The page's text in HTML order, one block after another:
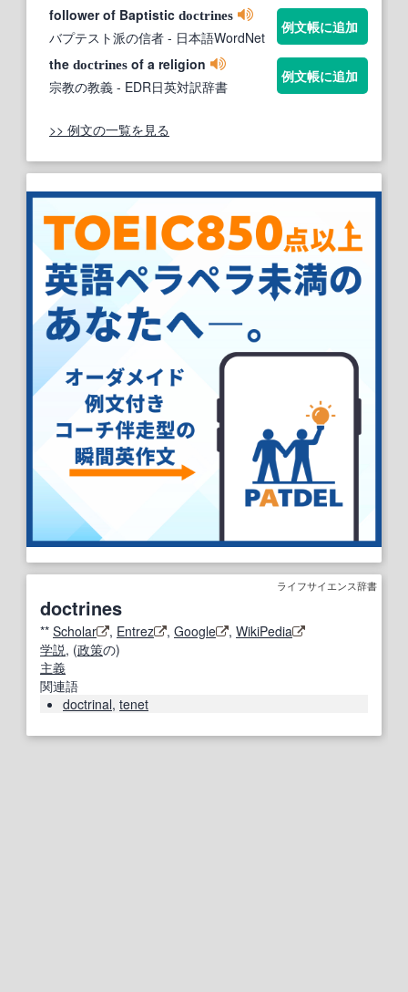
follower of Baptistic doctrines
バプテスト派の信者 - 日本語WordNet
例文帳に追加
the doctrines of a religion
宗教の教義 - EDR日英対訳辞書
例文帳に追加
>> 例文の一覧を見る
ライフサイエンス辞書
doctrines
** Scholar , Entrez , Google , WikiPedia
学説, (政策の)
主義
関連語
doctrinal, tenet